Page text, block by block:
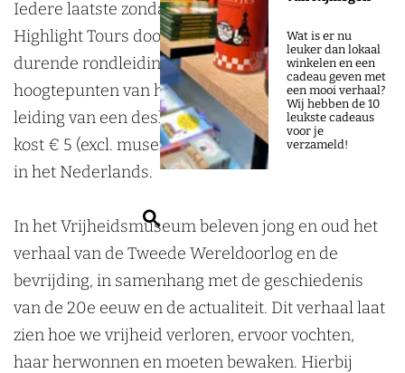
Wat is er nu
leuker dan lokaal
winkelen en een
cadeau geven met
een mooi verhaal?
Wij hebben de 10
leukste cadeaus
voor je
verzameld!
Z
o
e
k
e
n
g
h
t
T
o
u
r
n
h
e
t
V
r
l
i
g
h
t
T
o
r
i
n
h
e
t
h
l
i
g
h
T
u
r
n
h
e
h
l
i
g
h
t
T
u
r
i
n
h
e
Iedere laatste zondag van de maand zijn er
Highlight Tours door het museum. Deze 1,5 uur
durende rondleiding brengt je langs de
hoogtepunten van het Vrijheidsmuseum onder
leiding van een deskundige gids. Een rondleiding
kost € 5 (excl. museumentree) en wordt gehouden
in het Nederlands.
In het Vrijheidsmuseum beleven jong en oud het
verhaal van de Tweede Wereldoorlog en de
bevrijding, in samenhang met de geschiedenis
van de 20e eeuw en de actualiteit. Dit verhaal laat
zien hoe we vrijheid verloren, ervoor vochten,
haar herwonnen en moeten bewaken. Hierbij